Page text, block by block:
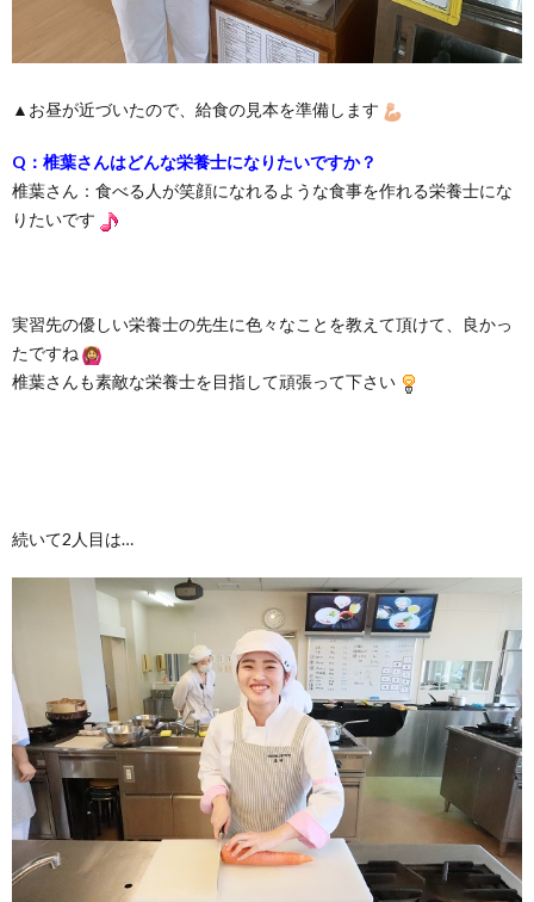
▲お昼が近づいたので、給食の見本を準備します
Q：椎葉さんはどんな栄養士になりたいですか？
椎葉さん：食べる人が笑顔になれるような食事を作れる栄養士にな
りたいです
実習先の優しい栄養士の先生に色々なことを教えて頂けて、良かっ
たですね
椎葉さんも素敵な栄養士を目指して頑張って下さい
続いて2人目は…